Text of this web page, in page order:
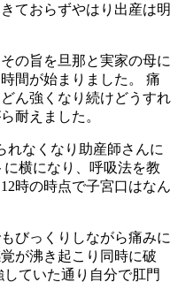
ておらずやはり出産は明
の旨を旦那と実家の母に
間が始まりました。 痛
ん強くなり続けどうすれ
耐えました。
れなくなり助産師さんに
横になり、呼吸法を教
時の時点で子宮口はなん
びっくりしながら痛みに
が沸き起こり同時に破
ていた通り自分で肛門